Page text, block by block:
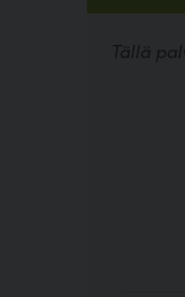
Tällä